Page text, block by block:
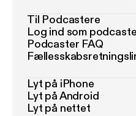
Til Podcastere
Log ind som
Podcaster FAQ
Lyt på iPhone
Lyt på Android
Lyt på nettet